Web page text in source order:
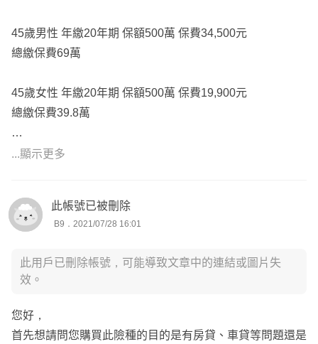
45歲男性 年繳20年期 保額500萬 保費34,500元
總繳保費69萬
45歲女性 年繳20年期 保額500萬 保費19,900元
總繳保費39.8萬
📣若版主有吸菸
45歲男性 年繳20年期 保額500萬 保費47,500元
詳談，謝謝您🔺
...顯示更多
此帳號已被刪除
B9．2021/07/28 16:01
此用戶已刪除帳號，可能導致文章中的連結或圖片失
效。
您好，
首先想請問您購買此險種的目的是有房貸、車貸等問題還是